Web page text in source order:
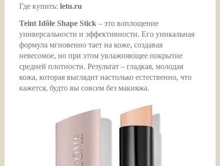
Где купить: letu.ru
Teint Idôle Shape Stick– это воплощение
универсальности и эффективности. Его уникальная
формула мгновенно тает на коже, создавая
невесомое, но при этом увлажняющее покрытие
средней плотности. Результат – гладкая, молодая
кожа, которая выглядит настолько естественно, что
кажется, будто вы совсем без макияжа.